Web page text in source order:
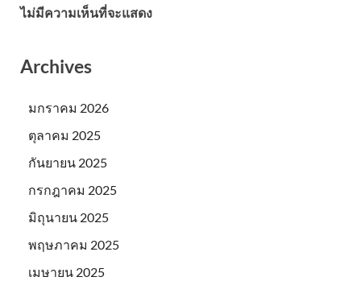
ไม่มีความเห็นที่จะแสดง
Archives
มกราคม 2026
ตุลาคม 2025
กันยายน 2025
กรกฎาคม 2025
มิถุนายน 2025
พฤษภาคม 2025
เมษายน 2025